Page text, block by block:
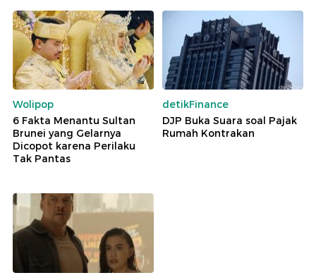
Wolipop
6 Fakta Menantu Sultan
Brunei yang Gelarnya
Dicopot karena Perilaku
Tak Pantas
detikFinance
DJP Buka Suara soal Pajak
Rumah Kontrakan